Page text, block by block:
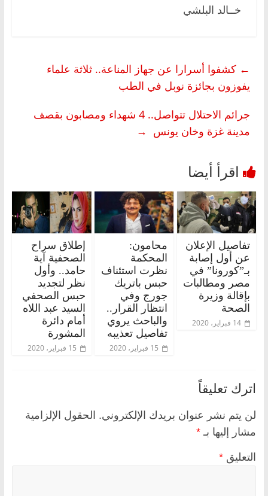
خــالد البلشي
← كشفوا أسرارا عن جهاز المناعة.. ثلاثة علماء
يفوزون بجائزة نوبل في الطب
جرائم الاحتلال تتواصل.. 4 شهداء ومصابون بقصف
مدينة غزة وخان يونس →
تفاصيل الإعلان
عن أول إصابة
بـ”كورونا” في
مصر ومطالبات
بإقالة وزيرة
الصحة
14 فبراير، 2020
محامون:
المحكمة
نظرت استئناف
حبس باتريك
جورج وفي
انتظار القرار..
والباحث يروي
تفاصيل تعذيبه
15 فبراير، 2020
إطلاق سراح
الصحفية آية
حامد.. وأول
نظر لتجديد
حبس الصحفي
السيد عبد اللاه
أمام دائرة
المشورة
15 فبراير، 2020
اترك تعليقاً
لن يتم نشر عنوان بريدك الإلكتروني. الحقول الإلزامية
مشار إليها بـ *
التعليق *